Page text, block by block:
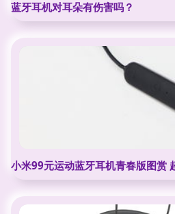
蓝牙耳机对耳朵有伤害吗？
小米99元运动蓝牙耳机青春版图赏